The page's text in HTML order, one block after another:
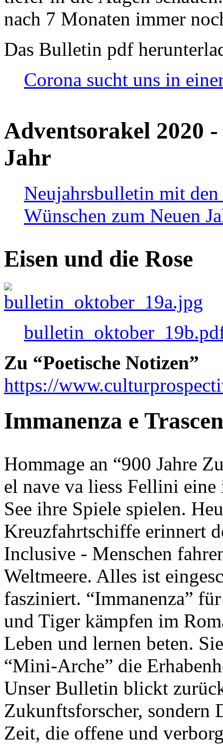
nach 7 Monaten immer
Das Bulletin pdf
Corona sucht uns in
Adventsorakel 2020
Jahr
Neujahrsbulletin mit den
Wünschen zum Neuen
Eisen und die Rose
Zu “Poetische Notizen”
https://
Immanenza e
Hommage an “900 Jahre
el nave va liess Fellini
See ihre Spiele spielen.
Kreuzfahrtschiffe erinnert
Inclusive - Menschen
Weltmeere. Alles ist
fasziniert. “Immanenza”
und Tiger kämpfen im
Leben und lernen beten.
“Mini-Arche” die
Unser Bulletin blickt
Zukunftsforscher, sondern
Zeit, die offene und